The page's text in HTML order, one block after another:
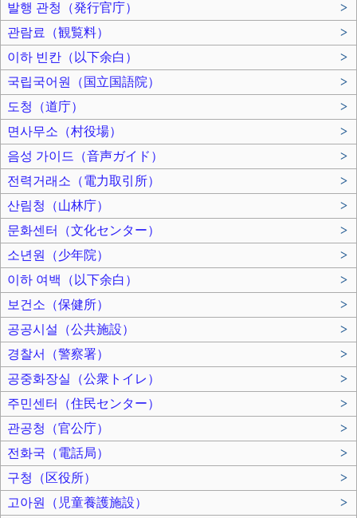
발행 관청（発行官庁）
>
관람료（観覧料）
>
이하 빈칸（以下余白）
>
국립국어원（国立国語院）
>
도청（道庁）
>
면사무소（村役場）
>
음성 가이드（音声ガイド）
>
전력거래소（電力取引所）
>
산림청（山林庁）
>
문화센터（文化センター）
>
소년원（少年院）
>
이하 여백（以下余白）
>
보건소（保健所）
>
공공시설（公共施設）
>
경찰서（警察署）
>
공중화장실（公衆トイレ）
>
주민센터（住民センター）
>
관공청（官公庁）
>
전화국（電話局）
>
구청（区役所）
>
고아원（児童養護施設）
>